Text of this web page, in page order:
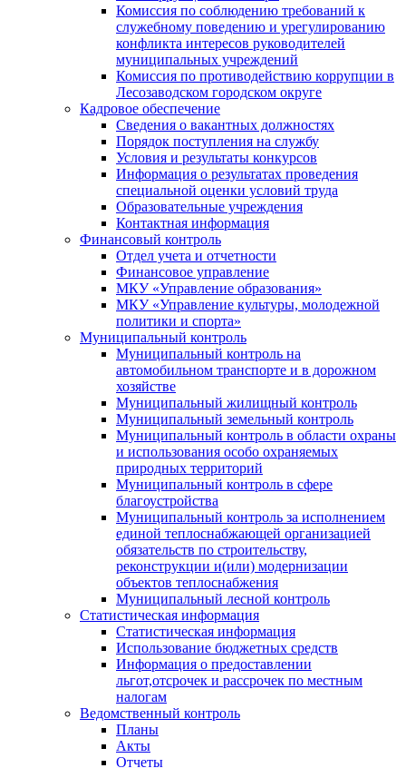
Комиссия по соблюдению требований к
служебному поведению и урегулированию
конфликта интересов руководителей
муниципальных учреждений
Комиссия по противодействию коррупции в
Лесозаводском городском округе
Кадровое обеспечение
Сведения о вакантных должностях
Порядок поступления на службу
Условия и результаты конкурсов
Информация о результатах проведения
специальной оценки условий труда
Образовательные учреждения
Контактная информация
Финансовый контроль
Отдел учета и отчетности
Финансовое управление
МКУ «Управление образования»
МКУ «Управление культуры, молодежной
политики и спорта»
Муниципальный контроль
Муниципальный контроль на
автомобильном транспорте и в дорожном
хозяйстве
Муниципальный жилищный контроль
Муниципальный земельный контроль
Муниципальный контроль в области охраны
и использования особо охраняемых
природных территорий
Муниципальный контроль в сфере
благоустройства
Муниципальный контроль за исполнением
единой теплоснабжающей организацией
обязательств по строительству,
реконструкции и(или) модернизации
объектов теплоснабжения
Муниципальный лесной контроль
Статистическая информация
Статистическая информация
Использование бюджетных средств
Информация о предоставлении
льгот,отсрочек и рассрочек по местным
налогам
Ведомственный контроль
Планы
Акты
Отчеты